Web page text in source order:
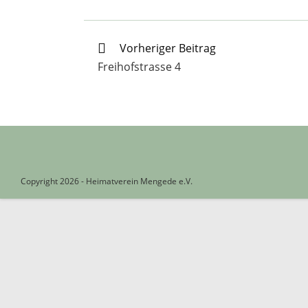
Weitere
Artikel
ansehen
Vorheriger Beitrag
Freihofstrasse 4
Copyright 2026 - Heimatverein Mengede e.V.